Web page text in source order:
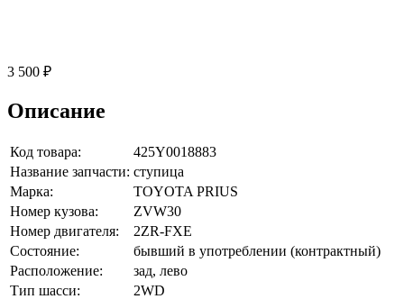
3 500 ₽
Описание
Код товара:
425Y0018883
Название запчасти: ступица
Марка:
TOYOTA PRIUS
Номер кузова:
ZVW30
Номер двигателя:
2ZR-FXE
Состояние:
бывший в употреблении (контрактный)
Расположение:
зад, лево
Тип шасси:
2WD